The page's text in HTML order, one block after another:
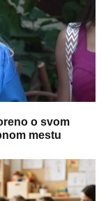
o svom
mestu